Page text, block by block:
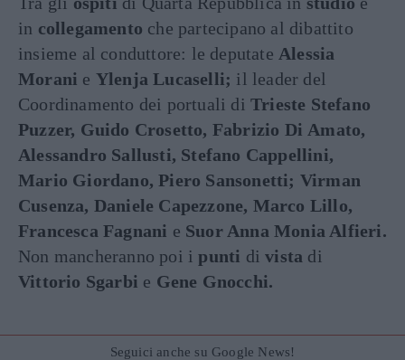
in collegamento che partecipano al dibattito
insieme al conduttore: le deputate Alessia
Morani e Ylenja Lucaselli; il leader del
Coordinamento dei portuali di Trieste Stefano
Puzzer, Guido Crosetto, Fabrizio Di Amato,
Alessandro Sallusti, Stefano Cappellini,
Mario Giordano, Piero Sansonetti; Virman
Cusenza, Daniele Capezzone, Marco Lillo,
Francesca Fagnani e Suor Anna Monia Alfieri.
Non mancheranno poi ipunti divista di
Vittorio Sgarbi e Gene Gnocchi.
Seguici anche su Google News!